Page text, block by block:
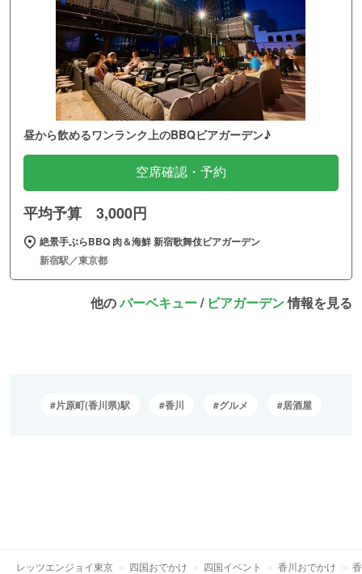
昼から飲めるワンランク上のBBQビアガーデン♪
空席確認・予約
平均予算 3,000円
絶景手ぶらBBQ 肉＆海鮮 新宿歌舞伎ビアガーデン
新宿駅／東京都
他のバーベキュー/ ビアガーデン情報を見る
片原町(香川県)駅 香川 グルメ 居酒屋
レッツエンジョイ東京 四国おでかけ 四国イベント 香川おでかけ